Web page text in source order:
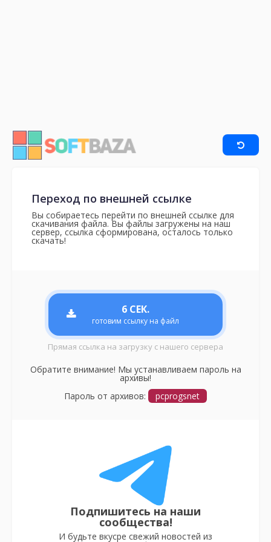
Переход по внешней ссылке
Вы собираетесь перейти по внешней ссылке для
скачивания файла. Вы файлы загружены на наш
сервер, ссылка сформирована, осталось только
скачать!
6 СЕК.
готовим ссылку на файл
Прямая ссылка на загрузку с нашего сервера
Обратите внимание! Мы устанавливаем пароль на
архивы!
Пароль от архивов:
pcprogsnet
Подпишитесь на наши
сообщества!
И будьте вкусре свежий новостей из